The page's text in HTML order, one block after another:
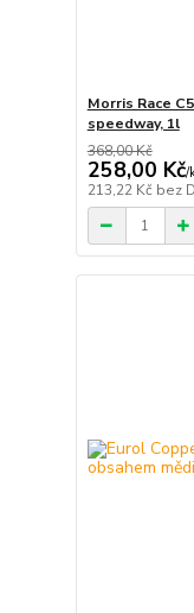
Morris Race
speedway, 1l
368,00 Kč
258,00 Kč/
213,22 Kč bez